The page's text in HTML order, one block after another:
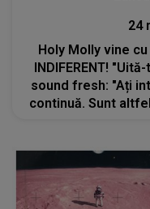
24
Holy Molly vine
INDIFERENT!
sound fresh: "Ați
continuă. Sunt